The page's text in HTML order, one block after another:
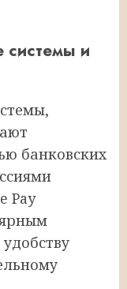
и
банковских
Pay